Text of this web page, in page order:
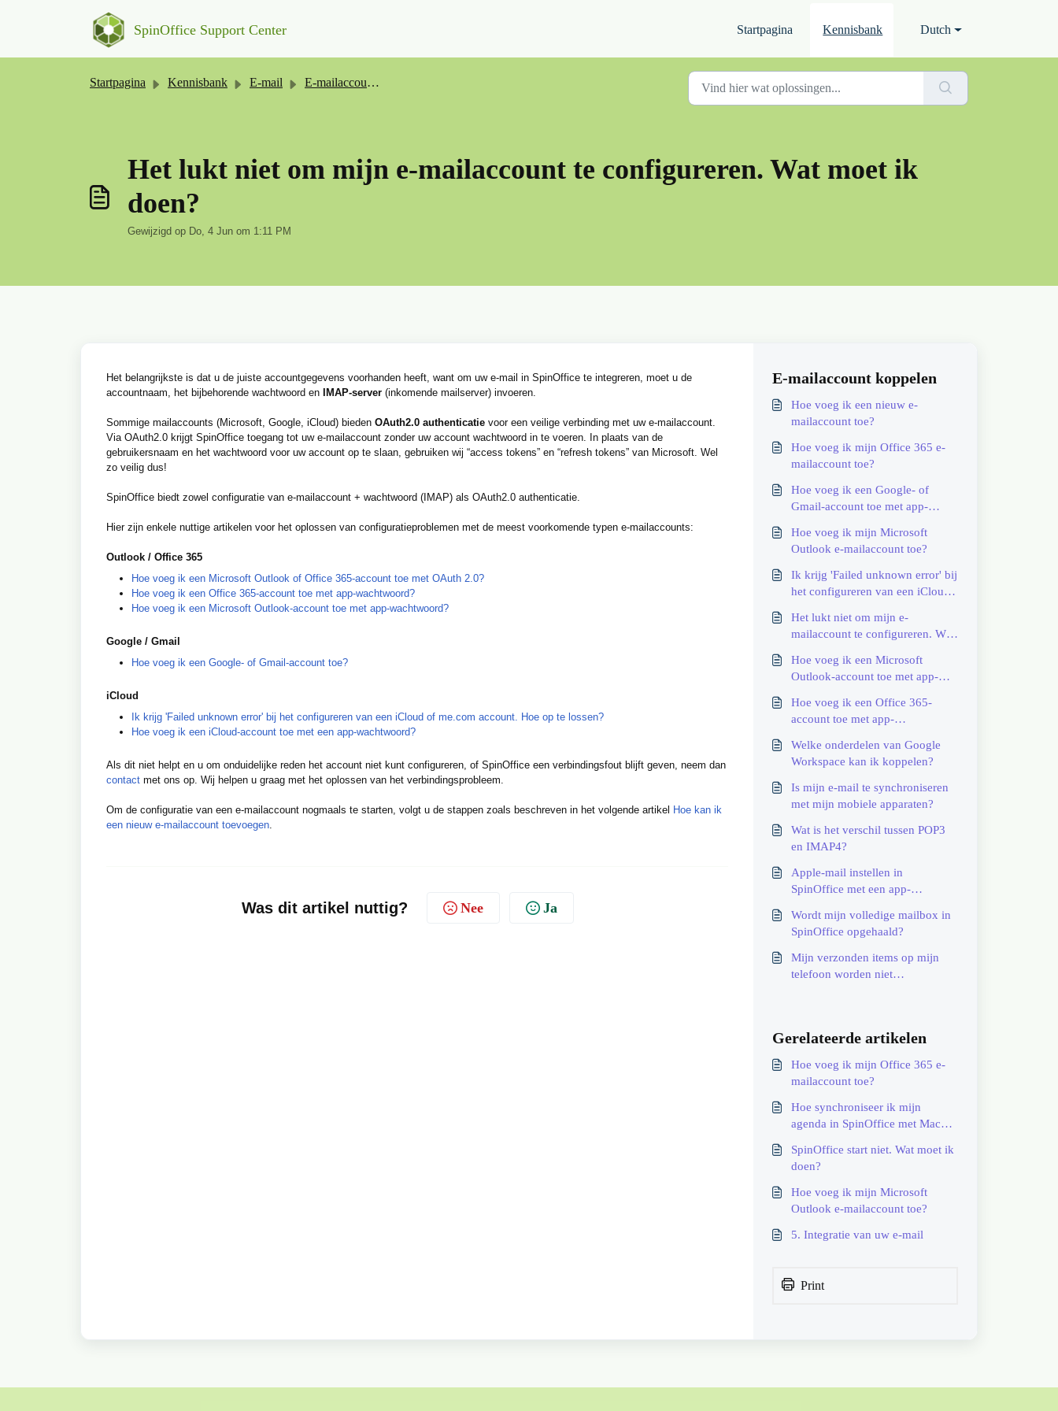
SpinOffice Support Center Startpagina Kennisbank Dutch
Startpagina Kennisbank E-mail E-mailaccount koppelen
Het lukt niet om mijn e-mailaccount te configureren. Wat moet ik
doen?
Gewijzigd op Do, 4 Jun om 1:11 PM
Het belangrijkste is dat u de juiste accountgegevens voorhanden heeft, want om uw e-mail in SpinOffice te integreren, moet u de
accountnaam, het bijbehorende wachtwoord en
IMAP-server (inkomende mailserver) invoeren.
Sommige mailaccounts (Microsoft, Google, iCloud) bieden OAuth2.0 authenticatie voor een veilige verbinding met uw e-mailaccount.
Via OAuth2.0 krijgt SpinOffice toegang tot uw e-mailaccount zonder uw account wachtwoord in te voeren. In plaats van de
gebruikersnaam en het wachtwoord voor uw account op te slaan, gebruiken wij “access tokens” en “refresh tokens” van Microsoft. Wel
zo veilig dus!
SpinOffice biedt zowel configuratie van e-mailaccount + wachtwoord (IMAP) als OAuth2.0 authenticatie.
Hier zijn enkele nuttige artikelen voor het oplossen van configuratieproblemen met de meest voorkomende typen e-mailaccounts:
Outlook / Office 365
Hoe voeg ik een Microsoft Outlook of Office 365-account toe met OAuth 2.0?
Hoe voeg ik een Office 365-account toe met app-wachtwoord?
Hoe voeg ik een Microsoft Outlook-account toe met app-wachtwoord?
Google / Gmail
Hoe voeg ik een Google- of Gmail-account toe?
iCloud
Ik krijg 'Failed unknown error' bij het configureren van een iCloud of me.com account. Hoe op te lossen?
Hoe voeg ik een iCloud-account toe met een app-wachtwoord?
Als dit niet helpt en u om onduidelijke reden het account niet kunt configureren, of SpinOffice een verbindingsfout blijft geven, neem dan
contact met ons op. Wij helpen u graag met het oplossen van het verbindingsprobleem.
Om de configuratie van een e-mailaccount nogmaals te starten, volgt u de stappen zoals beschreven in het volgende artikel Hoe kan ik
een nieuw e-mailaccount toevoegen.
Was dit artikel nuttig? Nee Ja
E-mailaccount koppelen
Hoe voeg ik een nieuw e-
mailaccount toe?
Hoe voeg ik mijn Office 365 e-
mailaccount toe?
Hoe voeg ik een Google- of
Gmail-account toe met app-
Hoe voeg ik mijn Microsoft
Outlook e-mailaccount toe?
Ik krijg 'Failed unknown error' bij
het configureren van een iCloud
lossen?
Het lukt niet om mijn e-
mailaccount te configureren. Wat
Hoe voeg ik een Microsoft
Outlook-account toe met app-
Hoe voeg ik een Office 365-
account toe met app-
Welke onderdelen van Google
Workspace kan ik koppelen?
Is mijn e-mail te synchroniseren
met mijn mobiele apparaten?
Wat is het verschil tussen POP3
en IMAP4?
Apple-mail instellen in
SpinOffice met een app-
Wordt mijn volledige mailbox in
SpinOffice opgehaald?
Mijn verzonden items op mijn
telefoon worden niet
Gerelateerde artikelen
Hoe voeg ik mijn Office 365 e-
mailaccount toe?
Hoe synchroniseer ik mijn
agenda in SpinOffice met Mac
SpinOffice start niet. Wat moet ik
doen?
Hoe voeg ik mijn Microsoft
Outlook e-mailaccount toe?
5. Integratie van uw e-mail
Print